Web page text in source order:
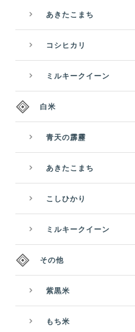
あきたこまち
コシヒカリ
ミルキークイーン
白米
青天の霹靂
あきたこまち
こしひかり
ミルキークイーン
その他
紫黒米
もち米